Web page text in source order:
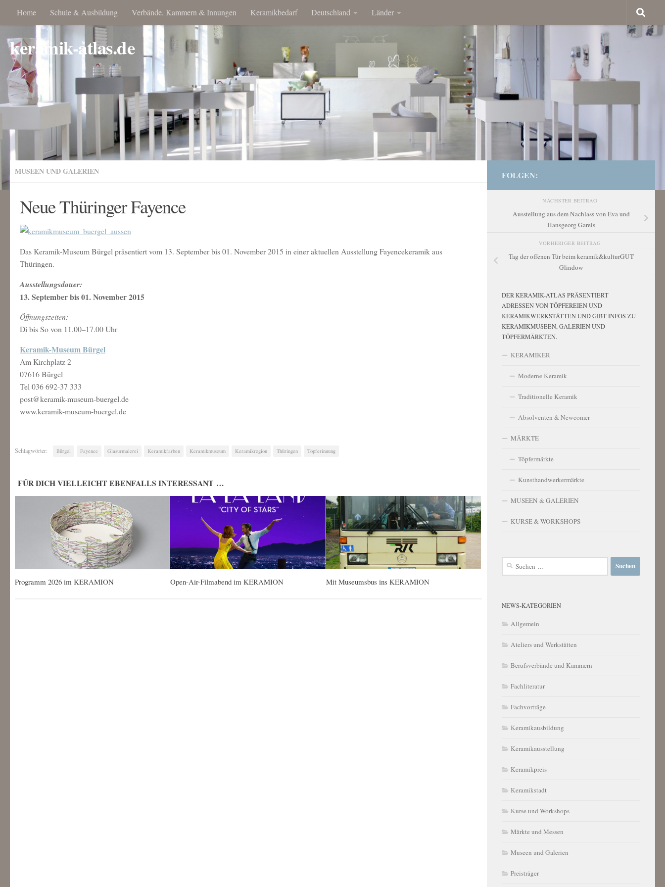
Home Schule & Ausbildung Verbände, Kammern & Innungen Keramikbedarf Deutschland Länder
keramik-atlas.de
MUSEEN UND GALERIEN
Neue Thüringer Fayence
Das Keramik-Museum Bürgel präsentiert vom 13. September bis 01. November 2015 in einer aktuellen Ausstellung Fayencekeramik aus
Thüringen.
Ausstellungsdauer:
13. September bis 01. November 2015
Öffnungszeiten:
Di bis So von 11.00–17.00 Uhr
Keramik-Museum Bürgel
Am Kirchplatz 2
07616 Bürgel
Tel 036 692-37 333
post@keramik-museum-buergel.de
www.keramik-museum-buergel.de
Schlagwörter: Bürgel Fayence Glasurmalerei Keramikfarben Keramikmuseum Keramikregion Thüringen Töpferinnung
FÜR DICH VIELLEICHT EBENFALLS INTERESSANT …
Programm 2026 im KERAMION Open-Air-Filmabend im KERAMION Mit Museumsbus ins KERAMION
FOLGEN:
NÄCHSTER BEITRAG
Ausstellung aus dem Nachlass von Eva und
Hansgeorg Gareis
VORHERIGER BEITRAG
Tag der offenen Tür beim keramik&kulturGUT
Glindow
DER KERAMIK-ATLAS PRÄSENTIERT
ADRESSEN VON TÖPFEREIEN UND
KERAMIKWERKSTÄTTEN UND GIBT INFOS ZU
KERAMIKMUSEEN, GALERIEN UND
TÖPFERMÄRKTEN.
KERAMIKER
Moderne Keramik
Traditionelle Keramik
Absolventen & Newcomer
MÄRKTE
Töpfermärkte
Kunsthandwerkermärkte
MUSEEN & GALERIEN
KURSE & WORKSHOPS
Suchen
NEWS-KATEGORIEN
Allgemein
Ateliers und Werkstätten
Berufsverbände und Kammern
Fachliteratur
Fachvorträge
Keramikausbildung
Keramikausstellung
Keramikpreis
Keramikstadt
Kurse und Workshops
Märkte und Messen
Museen und Galerien
Preisträger